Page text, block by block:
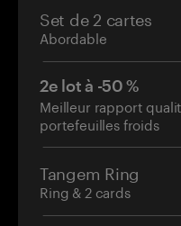
Set de 2 cartes
Abordable
2e lot à -50 %
Meilleur rapport
portefeuilles froids
Tangem Ring
Ring & 2 cards